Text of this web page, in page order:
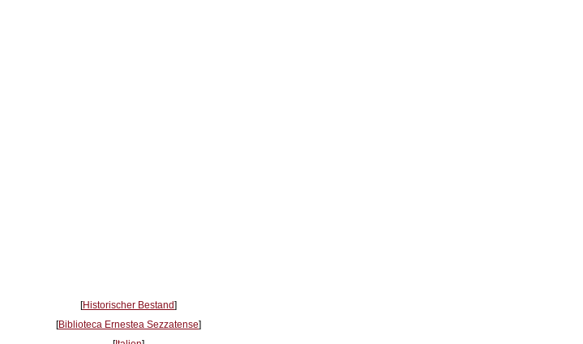
[Historischer Bestand]
[Biblioteca Ernestea Sezzatense]